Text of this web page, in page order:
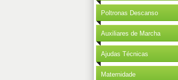
Poltronas Descanso
Auxiliares de Marcha
Ajudas Técnicas
Maternidade